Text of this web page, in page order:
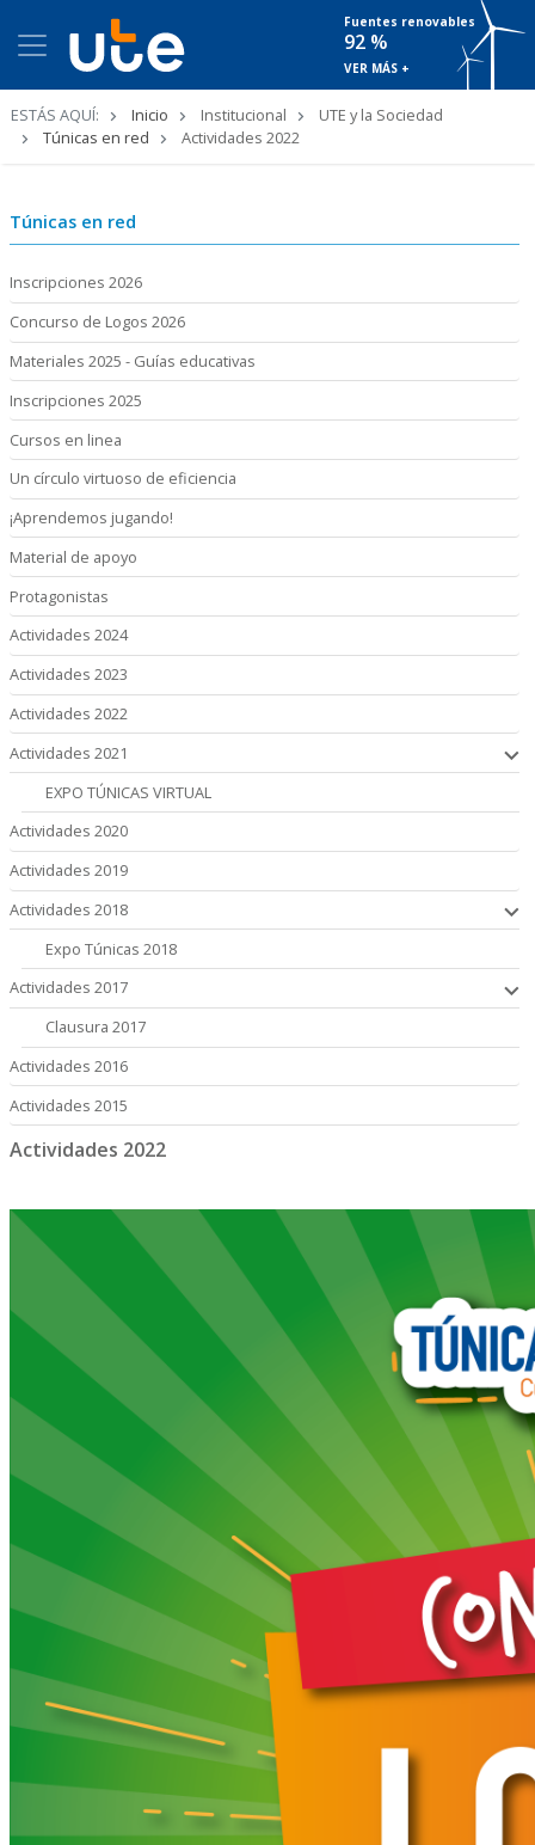
Fuentes renovables
92 %
VER MÁS +
ESTÁS AQUÍ: Inicio Institucional
UTE y la Sociedad
Túnicas en red
Actividades 2022
Túnicas en red
Inscripciones 2026
Concurso de Logos 2026
Materiales 2025 - Guías educativas
Inscripciones 2025
Cursos en linea
Un círculo virtuoso de eficiencia
¡Aprendemos jugando!
Material de apoyo
Protagonistas
Actividades 2024
Actividades 2023
Actividades 2022
Actividades 2021
EXPO TÚNICAS VIRTUAL
Actividades 2020
Actividades 2019
Actividades 2018
Expo Túnicas 2018
Actividades 2017
Clausura 2017
Actividades 2016
Actividades 2015
Actividades 2022